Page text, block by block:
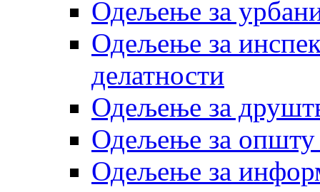
Одељење за
Одељење за
делатности
Одељење за
Одељење за општу
Одељење за